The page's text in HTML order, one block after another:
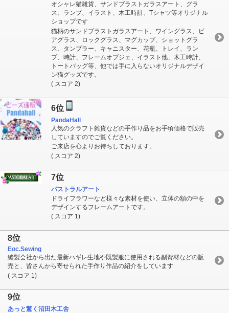
オシャレ猫雑貨、サンドブラストガラスアート、グラ
ス、ランプ、イラスト、木工時計、Tシャツ等オリジナル
ショップです
猫柄のサンドブラストガラスアート、ワイングラス、ビ
アグラス、ロックグラス、マグカップ、ショットグラ
ス、タンブラー、キャニスター、花瓶、トレイ、ラン
プ、時計、フレームオブジェ、イラスト他、木工時計、
トートバッグ等、他では手に入らないオリジナルデザイ
ン猫グッズです。
( スコア 2)
6位
PandaHall
人気のクラフト雑貨などの手作り品をお手頃価格で販売
していますのでご覧ください。
ご来店を心よりお待ちしております。
( スコア 2)
7位
パストラルアート
ドライフラワーなど様々な素材を使い、立体の額の中を
デザインするフレームアートです。
( スコア 1)
8位
Eoc.Sewing
縫製会社から出た最新ハギレ生地や既製服に使用される副資材などの販
売と、皆さんから寄せられた手作り作品の紹介をしています
( スコア 1)
9位
あっと驚く沼田木工舎